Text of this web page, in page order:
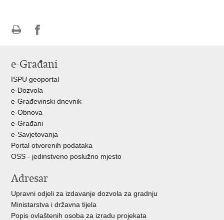
FacebookuTwitteru
e-Građani
ISPU geoportal
e-Dozvola
e-Građevinski dnevnik
e-Obnova
e-Građani
e-Savjetovanja
Portal otvorenih podataka
OSS - jedinstveno poslužno mjesto
Adresar
Upravni odjeli za izdavanje dozvola za gradnju
Ministarstva i državna tijela
Popis ovlaštenih osoba za izradu projekata